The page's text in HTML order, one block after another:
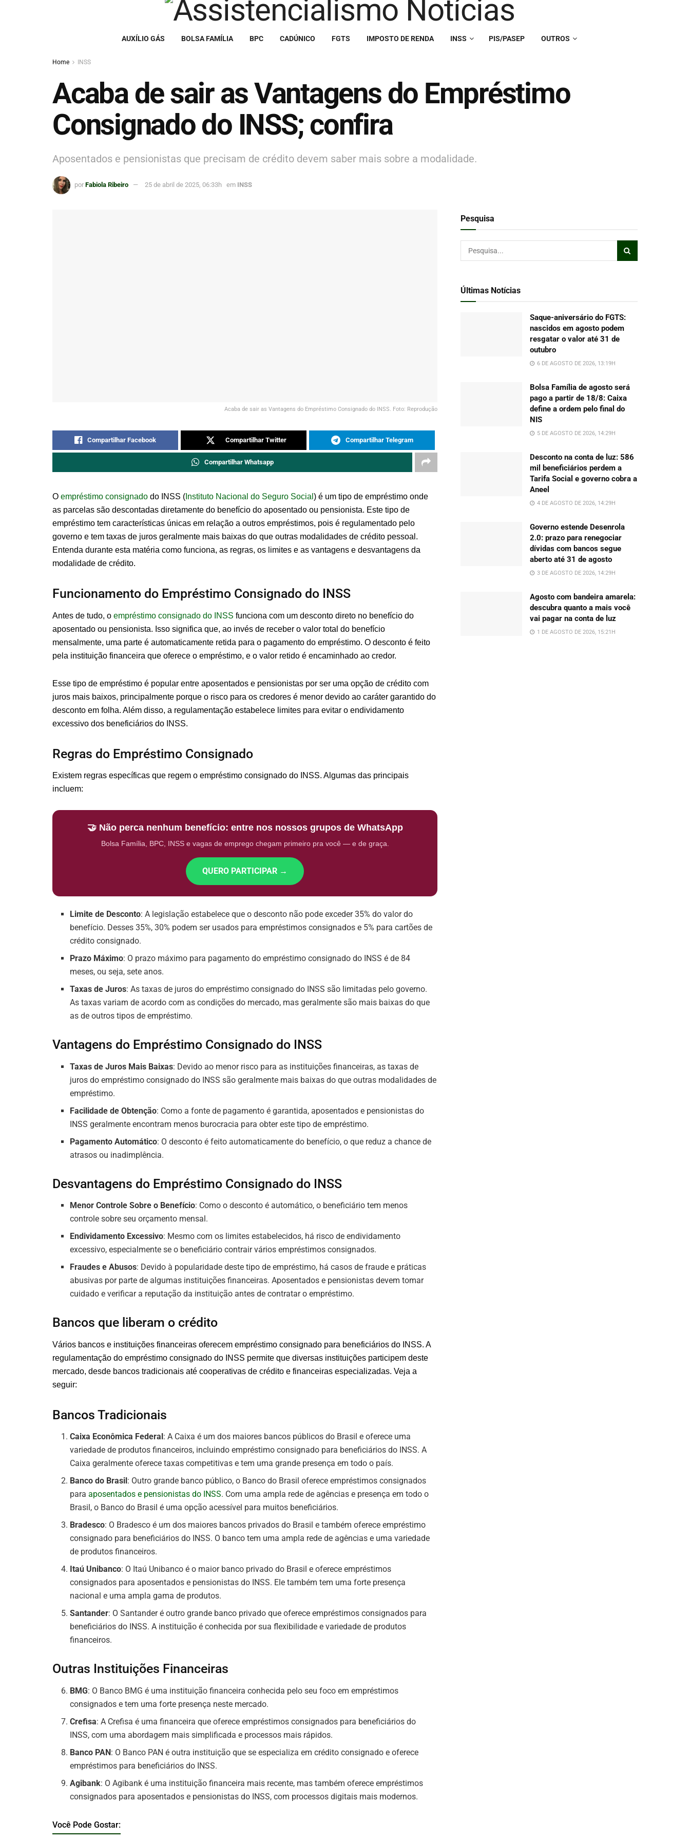
AUXÍLIO GÁS BOLSA FAMÍLIA BPC CADÚNICO FGTS IMPOSTO DE RENDA INSS PIS/PASEP OUTROS
Home INSS
Acaba de sair as Vantagens do Empréstimo
Consignado do INSS; confira
Aposentados e pensionistas que precisam de crédito devem saber mais sobre a modalidade.
por Fabiola Ribeiro 25 de abril de 2025, 06:33h em INSS
Acaba de sair as Vantagens do Empréstimo Consignado do INSS. Foto: Reprodução
Compartilhar Facebook Compartilhar Twitter Compartilhar Telegram
Compartilhar Whatsapp
O empréstimo consignado do INSS ( Instituto Nacional do Seguro Social ) é um tipo de empréstimo onde
as parcelas são descontadas diretamente do benefício do aposentado ou pensionista. Este tipo de
empréstimo tem características únicas em relação a outros empréstimos, pois é regulamentado pelo
governo e tem taxas de juros geralmente mais baixas do que outras modalidades de crédito pessoal.
Entenda durante esta matéria como funciona, as regras, os limites e as vantagens e desvantagens da
modalidade de crédito.
Funcionamento do Empréstimo Consignado do INSS
Antes de tudo, o empréstimo consignado do INSS funciona com um desconto direto no benefício do
aposentado ou pensionista. Isso significa que, ao invés de receber o valor total do benefício
mensalmente, uma parte é automaticamente retida para o pagamento do empréstimo. O desconto é feito
pela instituição financeira que oferece o empréstimo, e o valor retido é encaminhado ao credor.
Esse tipo de empréstimo é popular entre aposentados e pensionistas por ser uma opção de crédito com
juros mais baixos, principalmente porque o risco para os credores é menor devido ao caráter garantido do
desconto em folha. Além disso, a regulamentação estabelece limites para evitar o endividamento
excessivo dos beneficiários do INSS.
Regras do Empréstimo Consignado
Existem regras específicas que regem o empréstimo consignado do INSS. Algumas das principais
incluem:
🤝 Não perca nenhum benefício: entre nos nossos grupos de WhatsApp
Bolsa Família, BPC, INSS e vagas de emprego chegam primeiro pra você — e de graça.
QUERO PARTICIPAR →
Limite de Desconto: A legislação estabelece que o desconto não pode exceder 35% do valor do
benefício. Desses 35%, 30% podem ser usados para empréstimos consignados e 5% para cartões de
crédito consignado.
Prazo Máximo: O prazo máximo para pagamento do empréstimo consignado do INSS é de 84
meses, ou seja, sete anos.
Taxas de Juros: As taxas de juros do empréstimo consignado do INSS são limitadas pelo governo.
As taxas variam de acordo com as condições do mercado, mas geralmente são mais baixas do que
as de outros tipos de empréstimo.
Vantagens do Empréstimo Consignado do INSS
Taxas de Juros Mais Baixas: Devido ao menor risco para as instituições financeiras, as taxas de
juros do empréstimo consignado do INSS são geralmente mais baixas do que outras modalidades de
empréstimo.
Facilidade de Obtenção: Como a fonte de pagamento é garantida, aposentados e pensionistas do
INSS geralmente encontram menos burocracia para obter este tipo de empréstimo.
Pagamento Automático: O desconto é feito automaticamente do benefício, o que reduz a chance de
atrasos ou inadimplência.
Desvantagens do Empréstimo Consignado do INSS
Menor Controle Sobre o Benefício: Como o desconto é automático, o beneficiário tem menos
controle sobre seu orçamento mensal.
Endividamento Excessivo: Mesmo com os limites estabelecidos, há risco de endividamento
excessivo, especialmente se o beneficiário contrair vários empréstimos consignados.
Fraudes e Abusos: Devido à popularidade deste tipo de empréstimo, há casos de fraude e práticas
abusivas por parte de algumas instituições financeiras. Aposentados e pensionistas devem tomar
cuidado e verificar a reputação da instituição antes de contratar o empréstimo.
Bancos que liberam o crédito
Vários bancos e instituições financeiras oferecem empréstimo consignado para beneficiários do INSS. A
regulamentação do empréstimo consignado do INSS permite que diversas instituições participem deste
mercado, desde bancos tradicionais até cooperativas de crédito e financeiras especializadas. Veja a
seguir:
Bancos Tradicionais
Caixa Econômica Federal : A Caixa é um dos maiores bancos públicos do Brasil e oferece uma
variedade de produtos financeiros, incluindo empréstimo consignado para beneficiários do INSS. A
Caixa geralmente oferece taxas competitivas e tem uma grande presença em todo o país.
Banco do Brasil : Outro grande banco público, o Banco do Brasil oferece empréstimos consignados
paraaposentados e pensionistas do INSS. Com uma ampla rede de agências e presença em todo o
Brasil, o Banco do Brasil é uma opção acessível para muitos beneficiários.
Bradesco: O Bradesco é um dos maiores bancos privados do Brasil e também oferece empréstimo
consignado para beneficiários do INSS. O banco tem uma ampla rede de agências e uma variedade
de produtos financeiros.
Itaú Unibanco: O Itaú Unibanco é o maior banco privado do Brasil e oferece empréstimos
consignados para aposentados e pensionistas do INSS. Ele também tem uma forte presença
nacional e uma ampla gama de produtos.
Santander: O Santander é outro grande banco privado que oferece empréstimos consignados para
beneficiários do INSS. A instituição é conhecida por sua flexibilidade e variedade de produtos
financeiros.
Outras Instituições Financeiras
BMG: O Banco BMG é uma instituição financeira conhecida pelo seu foco em empréstimos
consignados e tem uma forte presença neste mercado.
Crefisa: A Crefisa é uma financeira que oferece empréstimos consignados para beneficiários do
INSS, com uma abordagem mais simplificada e processos mais rápidos.
Banco PAN: O Banco PAN é outra instituição que se especializa em crédito consignado e oferece
empréstimos para beneficiários do INSS.
Agibank: O Agibank é uma instituição financeira mais recente, mas também oferece empréstimos
consignados para aposentados e pensionistas do INSS, com processos digitais mais modernos.
Você Pode Gostar:
Pesquisa
Últimas Notícias
Saque-aniversário do FGTS:
nascidos em agosto podem
resgatar o valor até 31 de
outubro
6 DE AGOSTO DE 2026, 13:19H
Bolsa Família de agosto será
pago a partir de 18/8: Caixa
define a ordem pelo final do
NIS
5 DE AGOSTO DE 2026, 14:29H
Desconto na conta de luz: 586
mil beneficiários perdem a
Tarifa Social e governo cobra a
Aneel
4 DE AGOSTO DE 2026, 14:29H
Governo estende Desenrola
2.0: prazo para renegociar
dívidas com bancos segue
aberto até 31 de agosto
3 DE AGOSTO DE 2026, 14:29H
Agosto com bandeira amarela:
descubra quanto a mais você
vai pagar na conta de luz
1 DE AGOSTO DE 2026, 15:21H